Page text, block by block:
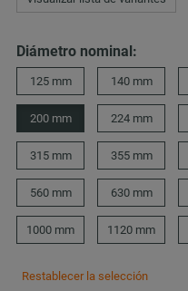
Diámetro nominal:
125 mm 140 mm
200 mm 224 mm
315 mm 355 mm
560 mm 630 mm
1000 mm 1120 mm
Restablecer la selección